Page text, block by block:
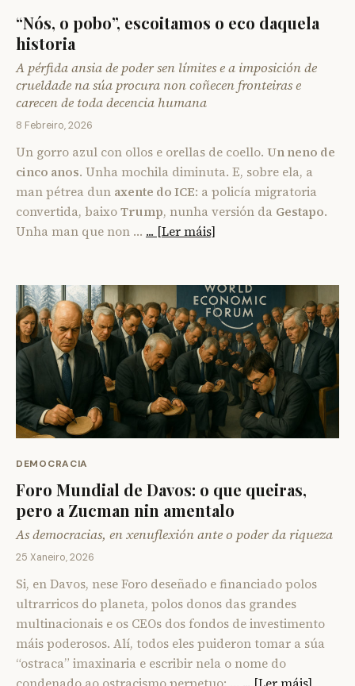
“Nós, o pobo”, escoitamos o eco daquela
historia
A pérfida ansia de poder sen límites e a imposición de
crueldade na súa procura non coñecen fronteiras e
carecen de toda decencia humana
8 Febreiro, 2026
Un gorro azul con ollos e orellas de coello. Un neno de
cinco anos. Unha mochila diminuta. E, sobre ela, a
man pétrea dun axente do ICE: a policía migratoria
convertida, baixoTrump, nunha versión da Gestapo.
Unha man que non … ... [Ler máis]
DEMOCRACIA
Foro Mundial de Davos: o que queiras,
pero a Zucman nin amentalo
As democracias, en xenuflexión ante o poder da riqueza
25 Xaneiro, 2026
Si, en Davos, nese Foro deseñado e financiado polos
ultrarricos do planeta, polos donos das grandes
multinacionais e os CEOs dos fondos de investimento
máis poderosos. Alí, todos eles puideron tomar a súa
“ostraca” imaxinaria e escribir nela o nome do